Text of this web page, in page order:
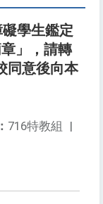
學生鑑定
」，請轉
同意後向本
716特教組 |